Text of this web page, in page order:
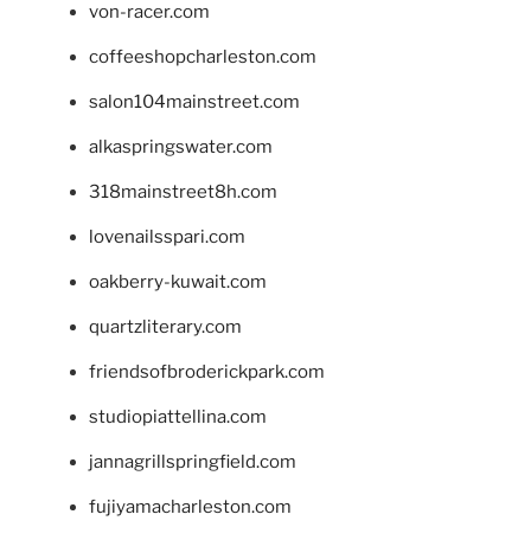
von-racer.com
coffeeshopcharleston.com
salon104mainstreet.com
alkaspringswater.com
318mainstreet8h.com
lovenailsspari.com
oakberry-kuwait.com
quartzliterary.com
friendsofbroderickpark.com
studiopiattellina.com
jannagrillspringfield.com
fujiyamacharleston.com